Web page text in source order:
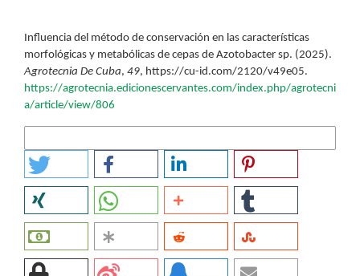
Influencia del método de conservación en las características
morfológicas y metabólicas de cepas de Azotobacter sp. (2025).
Agrotecnia De Cuba, 49, https://cu-id.com/2120/v49e05.
https://agrotecnia.edicionescervantes.com/index.php/agrotecni
a/article/view/806